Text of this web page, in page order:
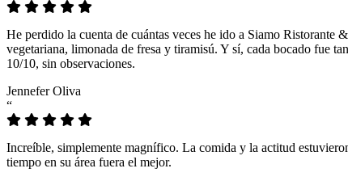
He perdido la cuenta de cuántas veces he ido a Siamo Ristorante
vegetariana, limonada de fresa y tiramisú. Y sí, cada bocado fue
10/10, sin observaciones.
Jennefer Oliva
“
Increíble, simplemente magnífico. La comida y la actitud
tiempo en su área fuera el mejor.